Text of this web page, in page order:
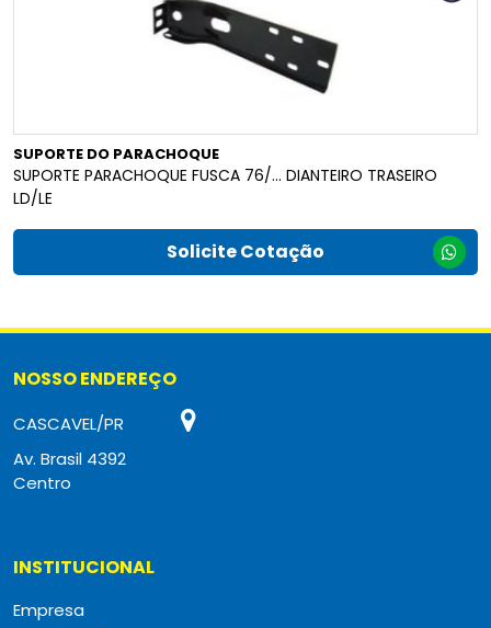
SUPORTE DO PARACHOQUE
SUPORTE PARACHOQUE FUSCA 76/... DIANTEIRO TRASEIRO
LD/LE
Solicite Cotação
NOSSO ENDEREÇO
CASCAVEL/PR
Av. Brasil 4392
Centro
INSTITUCIONAL
Empresa